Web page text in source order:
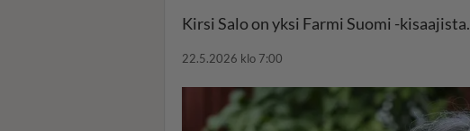
Kirsi Salo on yksi Farmi Suomi -kisaajista.
22.5.2026 klo 7:00